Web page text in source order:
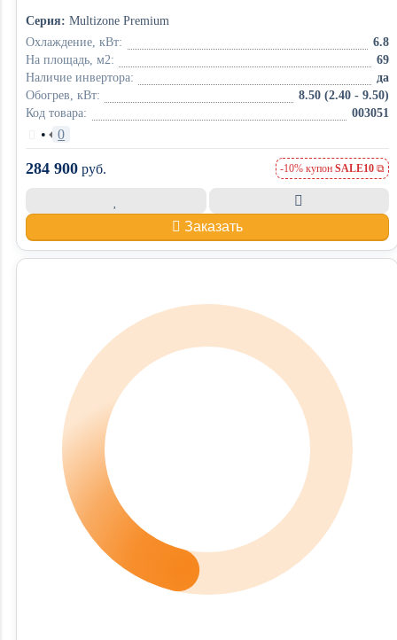
Серия: Multizone Premium
Охлаждение, кВт:
6.8
На площадь, м2:
69
Наличие инвертора:
да
Обогрев, кВт:
8.50 (2.40 - 9.50)
Код товара:
003051
• 0
284 900 руб. -10% купон SALE10
Заказать